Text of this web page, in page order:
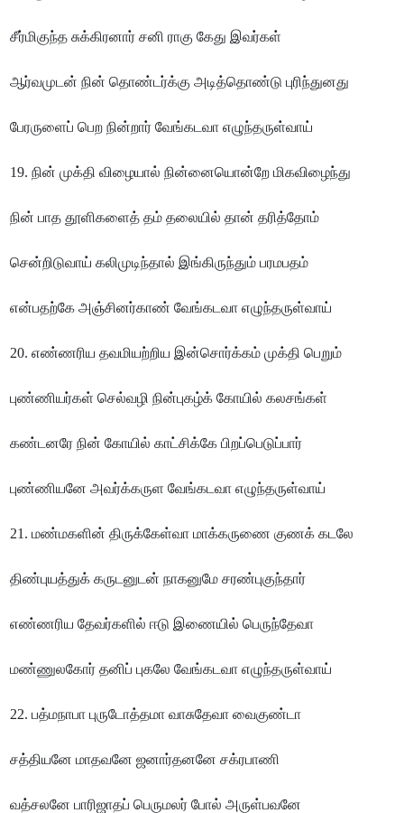
சீர்மிகுந்த சுக்கிரனார் சனி ராகு கேது இவர்கள்
ஆர்வமுடன் நின் தொண்டர்க்கு அடித்தொண்டு புரிந்துனது
பேரருளைப் பெற நின்றார் வேங்கடவா எழுந்தருள்வாய்
19. நின் முக்தி விழையால் நின்னையொன்றே மிகவிழைந்து
நின் பாத தூளிகளைத் தம் தலையில் தான் தரித்தோம்
சென்றிடுவாய் கலிமுடிந்தால் இங்கிருந்தும் பரமபதம்
என்பதற்கே அஞ்சினர்காண் வேங்கடவா எழுந்தருள்வாய்
20. எண்ணரிய தவமியற்றிய இன்சொர்க்கம் முக்தி பெறும்
புண்ணியர்கள் செல்வழி நின்புகழ்க் கோயில் கலசங்கள்
கண்டனரே நின் கோயில் காட்சிக்கே பிறப்பெடுப்பார்
புண்ணியனே அவர்க்கருள வேங்கடவா எழுந்தருள்வாய்
21. மண்மகளின் திருக்கேள்வா மாக்கருணை குணக் கடலே
திண்புயத்துக் கருடனுடன் நாகனுமே சரண்புகுந்தார்
எண்ணரிய தேவர்களில் ஈடு இணையில் பெருந்தேவா
மண்ணுலகோர் தனிப் புகலே வேங்கடவா எழுந்தருள்வாய்
22. பத்மநாபா புருடோத்தமா வாசுதேவா வைகுண்டா
சத்தியனே மாதவனே ஜனார்தனனே சக்ரபாணி
வத்சலனே பாரிஜாதப் பெருமலர் போல் அருள்பவனே